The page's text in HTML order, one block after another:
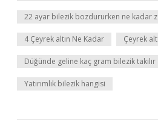
22 ayar bilezik bozdururken ne kadar
4 Çeyrek altın Ne Kadar Çeyrek
Düğünde geline kaç gram bilezik takılır
Yatırımlık bilezik hangisi